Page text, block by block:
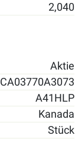
2,040
Aktie
CA03770A3073
A41HLP
Kanada
Stück